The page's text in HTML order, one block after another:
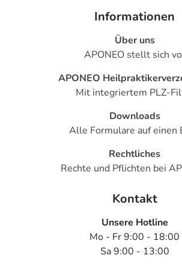
Informationen
Über uns
APONEO stellt sich
APONEO
Mit integriertem PLZ-
Downloads
Alle Formulare auf einen
Rechtliches
Rechte und Pflichten bei
Kontakt
Unsere Hotline
Mo - Fr 9:00 - 18:00
Sa 9:00 - 13:00